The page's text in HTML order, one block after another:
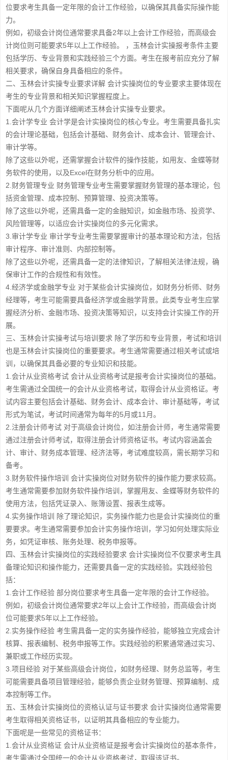
位要求考生具备一定年限的会计工作经验，以确保其具备实际操作能
力。
例如，初级会计岗位通常要求具备2年以上会计工作经验，而高级会
计岗位则可能要求5年以上工作经验。 ，玉林会计实操报考条件主要
包括学历、专业背景和实践经验三个方面。考生在报考前应充分了解
相关要求，确保自身具备相应的条件。
二、玉林会计实操专业要求详解 会计实操岗位的专业要求主要体现在
考生的专业背景和相关知识掌握程度上。
下面呢从几个方面详细阐述玉林会计实操专业要求。
1.会计学专业 会计学是会计实操岗位的核心专业。考生需要具备扎实
的会计理论基础，包括会计基础、财务会计、成本会计、管理会计、
审计学等。
除了这些以外呢，还需掌握会计软件的操作技能，如用友、金蝶等财
务软件的使用，以及Excel在财务分析中的应用。
2.财务管理专业 财务管理专业考生需要掌握财务管理的基本理论，包
括资金管理、成本控制、预算管理、投资决策等。
除了这些以外呢，还需具备一定的金融知识，如金融市场、投资学、
风险管理等，以适应会计实操岗位的多元化需求。
3.审计学专业 审计学专业考生需要掌握审计的基本理论和方法，包括
审计程序、审计准则、内部控制等。
除了这些以外呢，还需具备一定的法律知识，了解相关法律法规，确
保审计工作的合规性和有效性。
4.经济学或金融学专业 对于某些会计实操岗位，如财务分析师、财务
经理等，考生可能需要具备经济学或金融学背景。此类专业考生应掌
握经济分析、金融市场、投资决策等知识，以支持会计实操工作的开
展。
三、玉林会计实操考试与培训要求 除了学历和专业背景，考试和培训
也是玉林会计实操岗位的重要要求。考生通常需要通过相关考试或培
训，以确保其具备必要的专业知识和技能。
1.会计从业资格考试 会计从业资格考试是报考会计实操岗位的基础。
考生需通过全国统一的会计从业资格考试，取得会计从业资格证。考
试内容主要包括会计基础、财务会计、成本会计、审计基础等，考试
形式为笔试，考试时间通常为每年的5月或11月。
2.注册会计师考试 对于高级会计岗位，如注册会计师，考生通常需要
通过注册会计师考试，取得注册会计师资格证书。考试内容涵盖会
计、审计、财务成本管理、经济法等，考试难度较高，需长期学习和
备考。
3.财务软件操作培训 会计实操岗位对财务软件的操作能力要求较高。
考生通常需要参加财务软件操作培训，掌握用友、金蝶等财务软件的
使用方法，包括凭证录入、账簿设置、报表生成等。
4.实务操作培训 除了理论知识，实务操作能力也是会计实操岗位的重
要要求。考生通常需要参加会计实务操作培训，学习如何处理实际业
务，如凭证审核、账务处理、税务申报等。
四、玉林会计实操岗位的实践经验要求 会计实操岗位不仅要求考生具
备理论知识和操作能力，还需要具备一定的实践经验。实践经验包
括：
1.会计工作经验 部分岗位要求考生具备一定年限的会计工作经验。
例如，初级会计岗位通常要求2年以上会计工作经验，而高级会计岗
位可能要求5年以上工作经验。
2.实务操作经验 考生需具备一定的实务操作经验，能够独立完成会计
核算、报表编制、税务申报等工作。实践经验的积累通常通过实习、
兼职或工作经历实现。
3.项目经验 对于某些高级会计岗位，如财务经理、财务总监等，考生
可能需要具备项目管理经验，能够负责企业财务管理、预算编制、成
本控制等工作。
五、玉林会计实操岗位的资格认证与证书要求 会计实操岗位通常需要
考生取得相关资格证书，以证明其具备相应的专业能力。
下面呢是一些常见的资格证书：
1.会计从业资格证 会计从业资格证是报考会计实操岗位的基本条件，
考生需通过全国统一的会计从业资格考试，取得该证书。